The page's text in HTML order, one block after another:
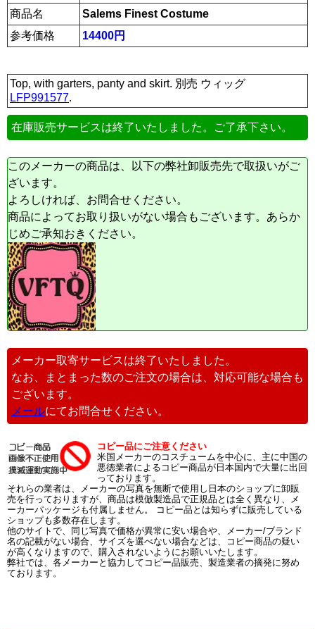
商品名
Salems Finest Costume
参考価格
14400円
Top, with garters, panty and skirt. 別売 ウィッグ
LFP991577.
在庫販売サービスは終了いたしました。ご了承下さい。
このメーカーの商品は、以下の弊社卸販売先で取扱いがご
ざいます。
よろしければ、お問合せください。
商品によってお取り扱いがない場合もございます。あらか
じめご承知おきください。
メーカー取寄サービスは終了いたしました。
なお、まとまった数のご注文の場合は、対応可能な場合も
ございます。
メールにてお問合せください。
コピー品にご注意ください
米国メーカーのコスチュームを中心に、主に中国の
悪徳業者によるコピー商品が日本国内で大量に出回
っております。
それらの業者は、メーカーの写真を無断で使用し日本のショップに卸販
売を行っておりますが、商品は模倣製造品で正規品とは全く異なり、メ
ーカーパッケージも付属しません。 コピー品とは知らずに販売している
ショップも多数存在します。
他のサイトで、同じ写真で価格が異常に安い場合や、メーカー/ブランド
名の記載がない場合、サイズを選べない場合などは、コピー商品の疑い
が高くなりますので、購入されないようにお願いいたします。
弊社では、各メーカーと協力してコピー品販売、製造業者の摘発に努め
ております。